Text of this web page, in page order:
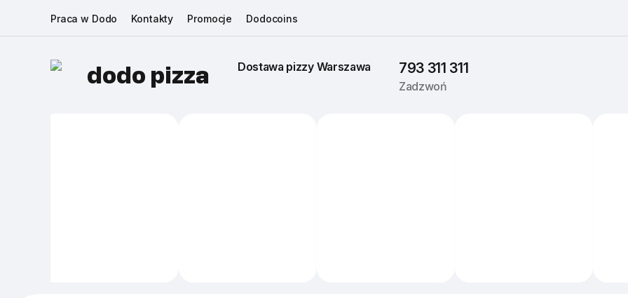
Praca w Dodo Kontakty Promocje Dodocoins
dodo pizza Dostawa pizzy Warszawa 793 311 311
Zadzwoń